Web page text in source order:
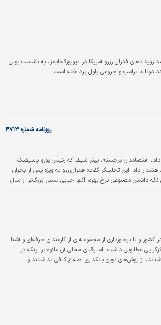
فدرال رزرو آمریکا در نیویورک‌تایمز، به نشست پولی
دونالد ترامپ و جرومی پاول پرداخته است.
روزنامه شماره ۴۷۱۳
اقتصاددان برجسته، پیتر شیف که رئیس یورو پاسیفیک
هشدار داد. این تحلیلگر گفت: فدرال‌رزرو به ویژه پس از بحران
نگه داشتن مصنوعی نرخ بهره، آنها حبابی بسیار بزرگ‌تر از سال
و با برخـورداری از مجموعـه‌ای از کارمندان حرفه‌ای و آشنا
مطلـوبی داشت، اما رقبای محلی آن علاوه بر اینکه در
از روش‌های نوین بانکداری اطـلاع کـافی نداشـتند و